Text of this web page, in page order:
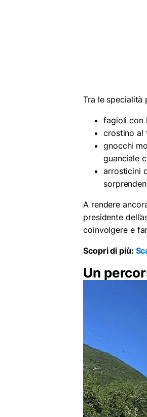
Tra le specialità
fagioli con
crostino al
gnocchi
guanciale
arrosticini
A rendere
presidente
coinvolgere e
Scopri di più:
Un